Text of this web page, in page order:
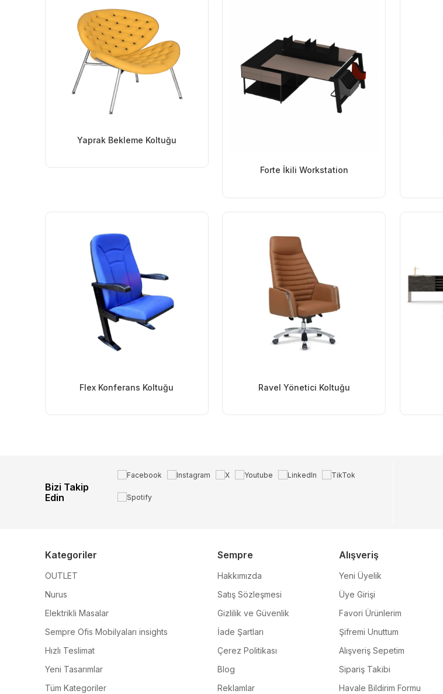
Yaprak Bekleme Koltuğu
Forte İkili Workstation
Flex Konferans Koltuğu Ravel Yönetici Koltuğu
Bizi Takip
Edin
Kategoriler
OUTLET
Nurus
Elektrikli Masalar
Sempre Ofis Mobilyaları insights
Hızlı Teslimat
Yeni Tasarımlar
Tüm Kategoriler
Sempre
Hakkımızda
Satış Sözleşmesi
Gizlilik ve Güvenlik
İade Şartları
Çerez Politikası
Blog
Reklamlar
Alışveriş
Yeni Üyelik
Üye Girişi
Favori Ürünlerim
Şifremi Unuttum
Alışveriş Sepetim
Sipariş Takibi
Havale Bildirim Formu